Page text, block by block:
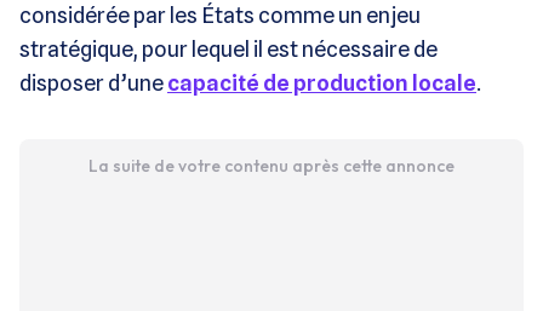
considérée par les États comme un enjeu
stratégique, pour lequel il est nécessaire de
disposer d’unecapacité de production locale.
La suite de votre contenu après cette annonce